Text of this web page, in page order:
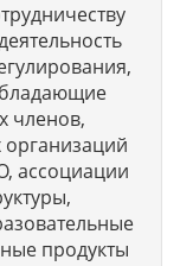
членов,
ассоциации
продукты